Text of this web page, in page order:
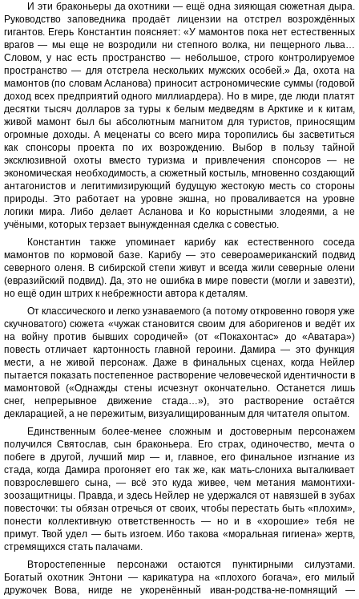
И эти браконьеры да охотники — ещё одна зияющая сюжетная дыра.
Руководство заповедника продаёт лицензии на отстрел возрождённых
гигантов. Егерь Константин поясняет: «У мамонтов пока нет естественных
врагов — мы еще не возродили ни степного волка, ни пещерного льва…
Словом, у нас есть пространство — небольшое, строго контролируемое
пространство — для отстрела нескольких мужских особей.» Да, охота на
мамонтов (по словам Асланова) приносит астрономические суммы (годовой
доход всех предприятий одного миллиардера). Но в мире, где люди платят
десятки тысяч долларов за туры к белым медведям в Арктике и к китам,
живой мамонт был бы абсолютным магнитом для туристов, приносящим
огромные доходы. А меценаты со всего мира торопились бы засветиться
как спонсоры проекта по их возрождению. Выбор в пользу тайной
эксклюзивной охоты вместо туризма и привлечения спонсоров — не
экономическая необходимость, а сюжетный костыль, мгновенно создающий
антагонистов и легитимизирующий будущую жестокую месть со стороны
природы. Это работает на уровне экшна, но проваливается на уровне
логики мира. Либо делает Асланова и Ко корыстными злодеями, а не
учёными, которых терзает вынужденная сделка с совестью.
Константин также упоминает карибу как естественного соседа
мамонтов по кормовой базе. Карибу — это североамериканский подвид
северного оленя. В сибирской степи живут и всегда жили северные олени
(евразийский подвид). Да, это не ошибка в мире повести (могли и завезти),
но ещё один штрих к небрежности автора к деталям.
От классического и легко узнаваемого (а потому откровенно говоря уже
скучноватого) сюжета «чужак становится своим для аборигенов и ведёт их
на войну против бывших сородичей» (от «Покахонтас» до «Аватара»)
повесть отличает картонность главной героини. Дамира — это функция
мести, а не живой персонаж. Даже в финальных сценах, когда Нейлер
пытается показать постепенное растворение человеческой идентичности в
мамонтовой («Однажды стены исчезнут окончательно. Останется лишь
снег, непрерывное движение стада…»), это растворение остаётся
декларацией, а не пережитым, визуалищированным для читателя опытом.
Единственным более-менее сложным и достоверным персонажем
получился Святослав, сын браконьера. Его страх, одиночество, мечта о
побеге в другой, лучший мир — и, главное, его финальное изгнание из
стада, когда Дамира прогоняет его так же, как мать-слониха выталкивает
повзрослевшего сына, — всё это куда живее, чем метания мамонтихи-
зоозащитницы. Правда, и здесь Нейлер не удержался от навязшей в зубах
повесточки: ты обязан отречься от своих, чтобы перестать быть «плохим»,
понести коллективную ответственность — но и в «хорошие» тебя не
примут. Твой удел — быть изгоем. Ибо такова «моральная гигиена» жертв,
стремящихся стать палачами.
Второстепенные персонажи остаются пунктирными силуэтами.
Богатый охотник Энтони — карикатура на «плохого богача», его милый
дружочек Вова, нигде не укоренённый иван-родства-не-помнящий —